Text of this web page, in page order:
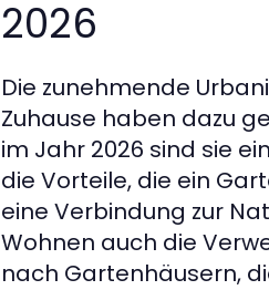
2026
Die zunehmende
Zuhause haben dazu
im Jahr 2026 sind sie
die Vorteile, die ein
eine Verbindung zur
Wohnen auch die
nach Gartenhäusern,